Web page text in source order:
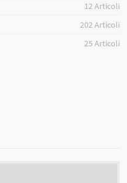
12Articoli
202Articoli
25 Articoli